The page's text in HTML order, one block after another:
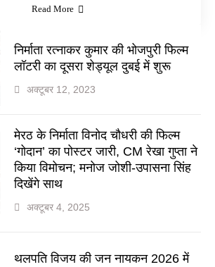
Read More
निर्माता रत्नाकर कुमार की भोजपुरी फिल्म
लॉटरी का दूसरा शेड्यूल दुबई में शुरू
अक्टूबर 12, 2023
मेरठ के निर्माता विनोद चौधरी की फिल्म
‘गोदान’ का पोस्टर जारी, CM रेखा गुप्ता ने
किया विमोचन; मनोज जोशी-उपासना सिंह
दिखेंगे साथ
अक्टूबर 4, 2025
थलपति विजय की जन नायकन 2026 में